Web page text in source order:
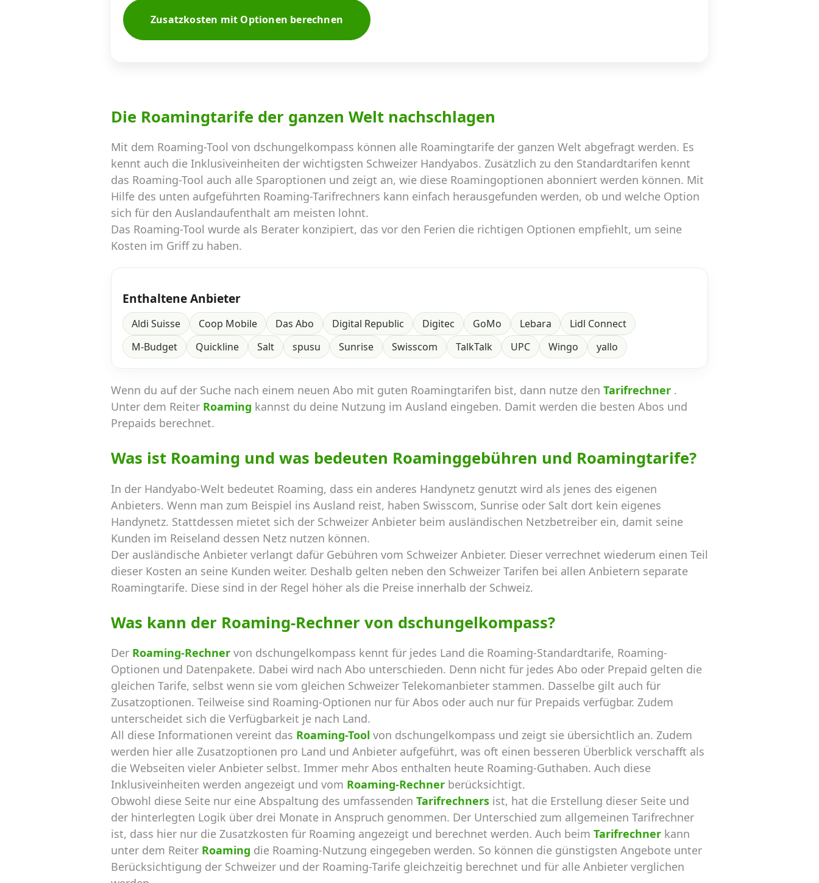
Zusatzkosten mit Optionen berechnen
Die Roamingtarife der ganzen Welt nachschlagen
Mit dem Roaming-Tool von dschungelkompass können alle Roamingtarife der ganzen Welt abgefragt werden. Es
kennt auch die Inklusiveinheiten der wichtigsten Schweizer Handyabos. Zusätzlich zu den Standardtarifen kennt
das Roaming-Tool auch alle Sparoptionen und zeigt an, wie diese Roamingoptionen abonniert werden können. Mit
Hilfe des unten aufgeführten Roaming-Tarifrechners kann einfach herausgefunden werden, ob und welche Option
sich für den Auslandaufenthalt am meisten lohnt.
Das Roaming-Tool wurde als Berater konzipiert, das vor den Ferien die richtigen Optionen empfiehlt, um seine
Kosten im Griff zu haben.
Enthaltene Anbieter
Aldi Suisse Coop Mobile Das Abo Digital Republic Digitec GoMo Lebara
Lidl Connect
M-Budget
Quickline Salt spusu Sunrise Swisscom TalkTalk UPC Wingo yallo
Wenn du auf der Suche nach einem neuen Abo mit guten Roamingtarifen bist, dann nutze den Tarifrechner .
Unter dem Reiter Roaming kannst du deine Nutzung im Ausland eingeben. Damit werden die besten Abos und
Prepaids berechnet.
Was ist Roaming und was bedeuten Roaminggebühren und Roamingtarife?
In der Handyabo-Welt bedeutet Roaming, dass ein anderes Handynetz genutzt wird als jenes des eigenen
Anbieters. Wenn man zum Beispiel ins Ausland reist, haben Swisscom, Sunrise oder Salt dort kein eigenes
Handynetz. Stattdessen mietet sich der Schweizer Anbieter beim ausländischen Netzbetreiber ein, damit seine
Kunden im Reiseland dessen Netz nutzen können.
Der ausländische Anbieter verlangt dafür Gebühren vom Schweizer Anbieter. Dieser verrechnet wiederum einen Teil
dieser Kosten an seine Kunden weiter. Deshalb gelten neben den Schweizer Tarifen bei allen Anbietern separate
Roamingtarife. Diese sind in der Regel höher als die Preise innerhalb der Schweiz.
Was kann der Roaming-Rechner von dschungelkompass?
Der Roaming-Rechner von dschungelkompass kennt für jedes Land die Roaming-Standardtarife, Roaming-
Optionen und Datenpakete. Dabei wird nach Abo unterschieden. Denn nicht für jedes Abo oder Prepaid gelten die
gleichen Tarife, selbst wenn sie vom gleichen Schweizer Telekomanbieter stammen. Dasselbe gilt auch für
Zusatzoptionen. Teilweise sind Roaming-Optionen nur für Abos oder auch nur für Prepaids verfügbar. Zudem
unterscheidet sich die Verfügbarkeit je nach Land.
All diese Informationen vereint das Roaming-Tool von dschungelkompass und zeigt sie übersichtlich an. Zudem
werden hier alle Zusatzoptionen pro Land und Anbieter aufgeführt, was oft einen besseren Überblick verschafft als
die Webseiten vieler Anbieter selbst. Immer mehr Abos enthalten heute Roaming-Guthaben. Auch diese
Inklusiveinheiten werden angezeigt und vom Roaming-Rechner berücksichtigt.
Obwohl diese Seite nur eine Abspaltung des umfassenden Tarifrechners ist, hat die Erstellung dieser Seite und
der hinterlegten Logik über drei Monate in Anspruch genommen. Der Unterschied zum allgemeinen Tarifrechner
ist, dass hier nur die Zusatzkosten für Roaming angezeigt und berechnet werden. Auch beim Tarifrechner kann
unter dem Reiter Roaming die Roaming-Nutzung eingegeben werden. So können die günstigsten Angebote unter
Berücksichtigung der Schweizer und der Roaming-Tarife gleichzeitig berechnet und für alle Anbieter verglichen